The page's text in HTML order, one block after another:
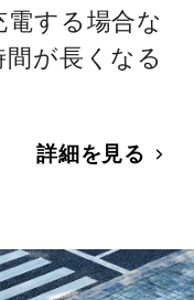
する場合な
が長くなる
詳細を見る